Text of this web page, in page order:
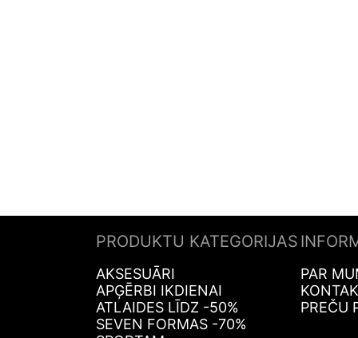
PRODUKTU KATEGORIJAS
AKSESUĀRI
APĢĒRBI IKDIENAI
ATLAIDES LĪDZ -50%
SEVEN FORMAS -70%
PAR
PREČU